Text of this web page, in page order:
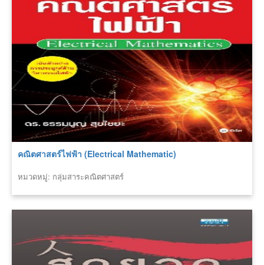
คณิตศาสตร์ไฟฟ้า (Electrical Mathematic)
หมวดหมู่: กลุ่มสาระคณิตศาสตร์